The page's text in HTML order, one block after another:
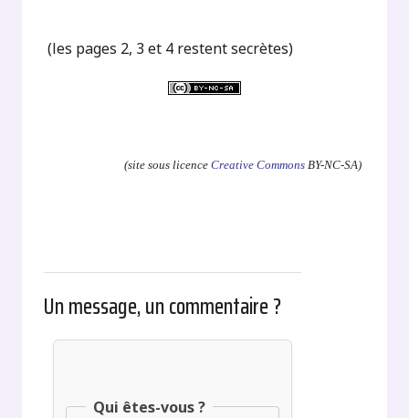
(les pages 2, 3 et 4 restent secrètes)
(site sous licence Creative CommonsBY-NC-SA)
Un message, un commentaire ?
Qui êtes-vous ?